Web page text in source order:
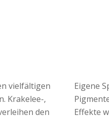
vielfältigen
Krakelee-,
den
Eigene
Effekte